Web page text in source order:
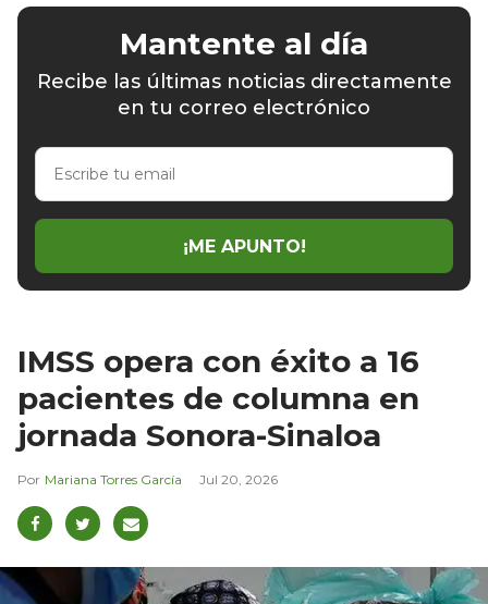
Mantente al día
Recibe las últimas noticias directamente
en tu correo electrónico
Escribe
email
¡ME APUNTO!
IMSS opera con éxito a 16
pacientes de columna en
jornada Sonora-Sinaloa
Mariana Torres García Jul 20, 2026